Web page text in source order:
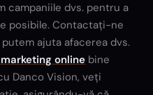
campaniile dvs. pentru a
posibile. Contactați-ne
ajuta afacerea dvs.
online bine
Danco Vision, veți